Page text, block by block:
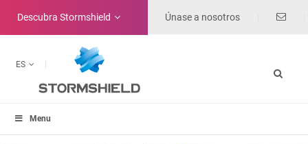
Descubra Stormshield Únase a nosotros
ES
Menu